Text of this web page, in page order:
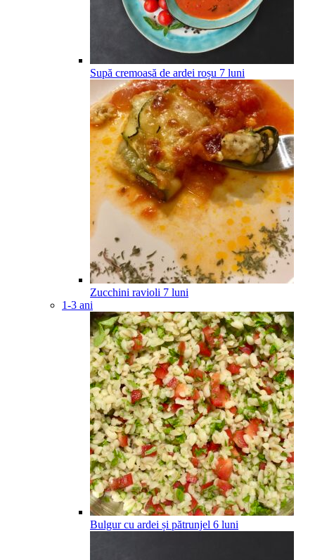
Supă cremoasă de ardei roșu 7 luni
Zucchini ravioli 7 luni
1-3 ani
Bulgur cu ardei și pătrunjel 6 luni